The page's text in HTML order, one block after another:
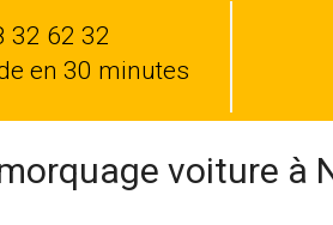
32 62 32
en 30 minutes
voiture à